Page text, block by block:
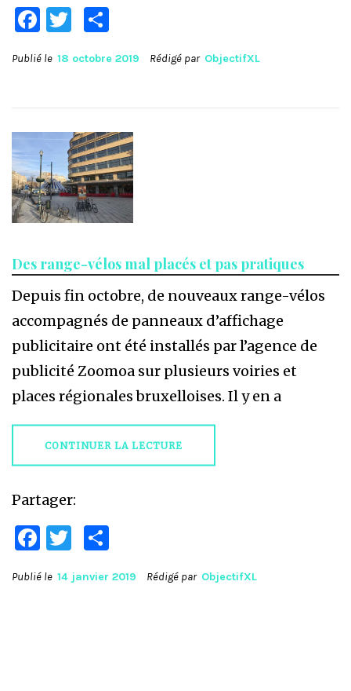
Facebook
Twitter
Publié le 18 octobre 2019 Rédigé par ObjectifXL
Des range-vélos mal placés et pas pratiques
Depuis fin octobre, de nouveaux range-vélos
accompagnés de panneaux d’affichage
publicitaire ont été installés par l’agence de
publicité Zoomoa sur plusieurs voiries et
places régionales bruxelloises. Il y en a
CONTINUER LA LECTURE
Partager:
Facebook
Twitter
Publié le 14 janvier 2019 Rédigé par ObjectifXL